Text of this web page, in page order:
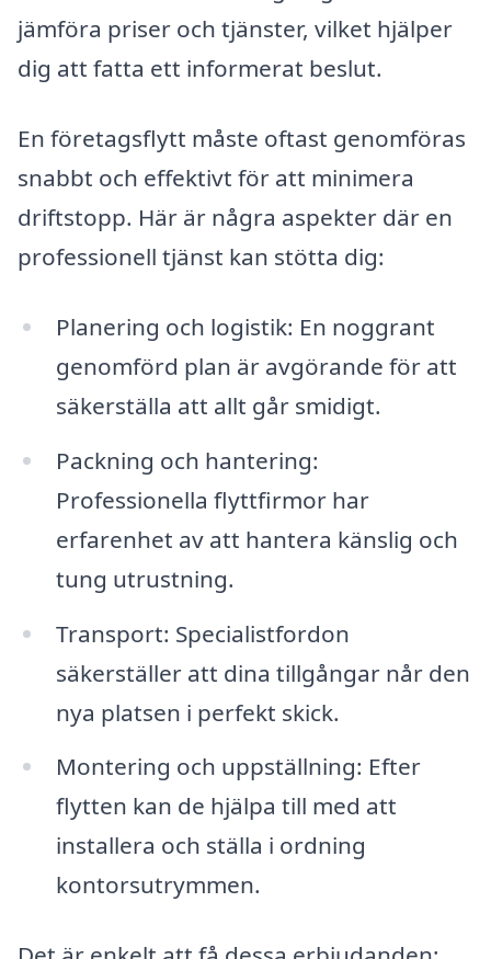
jämföra priser och tjänster, vilket hjälper
dig att fatta ett informerat beslut.
En företagsflytt måste oftast genomföras
snabbt och effektivt för att minimera
driftstopp. Här är några aspekter där en
professionell tjänst kan stötta dig:
Planering och logistik: En noggrant
genomförd plan är avgörande för att
säkerställa att allt går smidigt.
Packning och hantering:
Professionella flyttfirmor har
erfarenhet av att hantera känslig och
tung utrustning.
Transport: Specialistfordon
säkerställer att dina tillgångar når den
nya platsen i perfekt skick.
Montering och uppställning: Efter
flytten kan de hjälpa till med att
installera och ställa i ordning
kontorsutrymmen.